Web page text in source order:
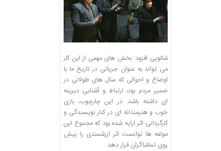
شالویی افزود: بخش های مهمی از این کار
می تواند به عنوان جریانی در تاریخ ما با
اوضاع و احوالی که سال های طولانی در
ضمیر مردم بود، ارتباط و آشنایی دیرینه
ای داشته باشد. در این چارچوب، بازی
خوب و هنرمندانه ای در کنار نویسندگی و
کارگردانی اثر ارایه شده بود که مجموع این
مولفه ها توانست اثر ارزشمندی را پیش
روی تماشاگران قرار دهد.